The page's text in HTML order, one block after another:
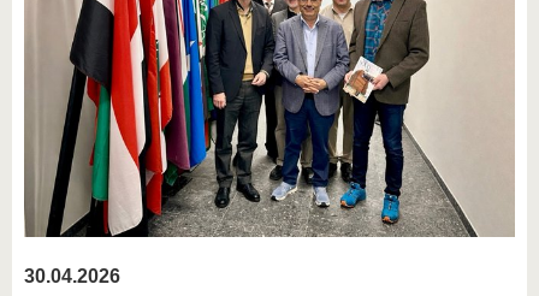
30.04.2026